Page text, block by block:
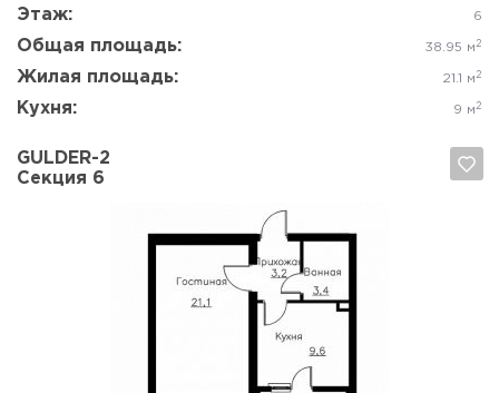
Этаж: 6
Общая площадь: 38.95 м 2
Жилая площадь: 21.1 м 2
Кухня: 9 м 2
GULDER-2
Секция 6